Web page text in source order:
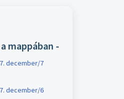
mappában -
december/7
december/6